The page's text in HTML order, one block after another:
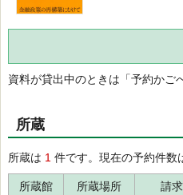
資料が貸出中のときは「予約かご
所蔵
所蔵は 1 件です。現在の予約件数
所蔵館 所蔵場所 請